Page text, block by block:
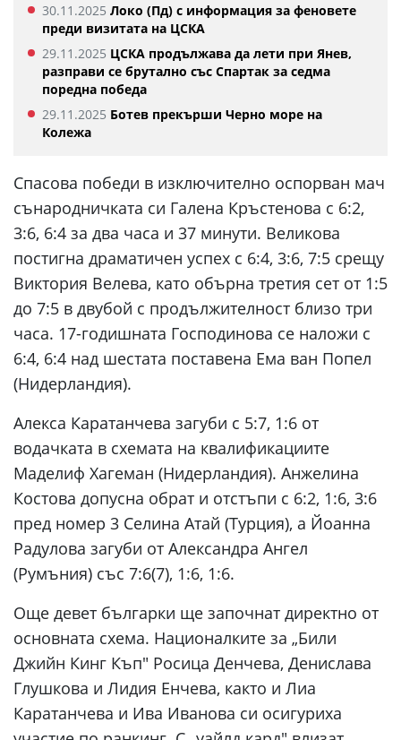
30.11.2025 Локо (Пд) с информация за феновете
преди визитата на ЦСКА
29.11.2025 ЦСКА продължава да лети при Янев,
разправи се брутално със Спартак за седма
поредна победа
29.11.2025 Ботев прекърши Черно море на
Колежа
Спасова победи в изключително оспорван мач
сънародничката си Галена Кръстенова с 6:2,
3:6, 6:4 за два часа и 37 минути. Великова
постигна драматичен успех с 6:4, 3:6, 7:5 срещу
Виктория Велева, като обърна третия сет от 1:5
до 7:5 в двубой с продължителност близо три
часа. 17-годишната Господинова се наложи с
6:4, 6:4 над шестата поставена Ема ван Попел
(Нидерландия).
Алекса Каратанчева загуби с 5:7, 1:6 от
водачката в схемата на квалификациите
Маделиф Хагеман (Нидерландия). Анжелина
Костова допусна обрат и отстъпи с 6:2, 1:6, 3:6
пред номер 3 Селина Атай (Турция), а Йоанна
Радулова загуби от Александра Ангел
(Румъния) със 7:6(7), 1:6, 1:6.
Още девет българки ще започнат директно от
основната схема. Националките за „Били
Джийн Кинг Къп" Росица Денчева, Денислава
Глушкова и Лидия Енчева, както и Лиа
Каратанчева и Ива Иванова си осигуриха